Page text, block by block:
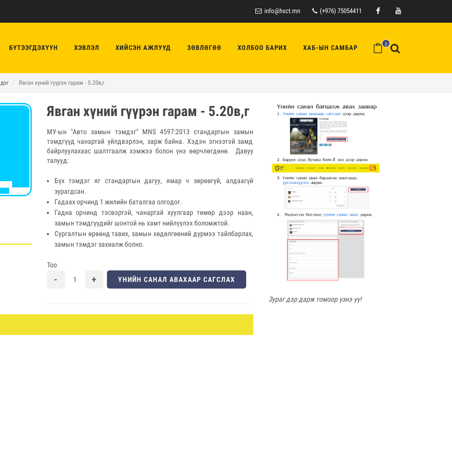
info@hsct.mn (+976) 75054411
БҮТЭЭГДЭХҮҮН ХЭВЛЭЛ ХИЙСЭН АЖЛУУД ЗӨВЛӨГӨӨ ХОЛБОО БАРИХ ХАБ-ЫН САМБАР 0
Явган хүний гүүрэн гарам - 5.20в,г
Явган хүний гүүрэн гарам - 5.20в,г
МУ-ын "Авто замын тэмдэг" MNS 4597:2013 стандартын замын
тэмдгүүд чанартай үйлдвэрлэн, зарж байна. Хэдэн эгнээтэй замд
байрлуулахаас шалтгаалж хэмжээ болон үнэ өөрчлөгдөнө. Давуу
талууд:
Бүх тэмдэг яг стандартын дагуу, ямар ч зөрөөгүй, алдаагүй
зурагдсан.
Гадаах орчинд 1 жилийн баталгаа олгодог.
Гадна орчинд тэсвэртэй, чанартай хуулгаар төмөр дээр наан,
замын тэмдгүүдийг шонтой нь хамт нийлүүлэх боломжтой.
Сургалтын өрөөнд тавих, замын хөдөлгөөний дүрмээ тайлбарлах,
замын тэмдэг захиалж болно.
Тоо
ҮНИЙН САНАЛ АВАХААР САГСЛАХ
Зураг дэр дарж томоор үзнэ үү!